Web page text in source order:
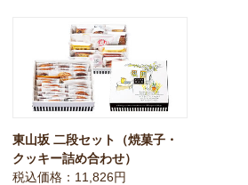
東山坂 二段セット（焼菓子・
クッキー詰め合わせ）
税込価格：11,826円